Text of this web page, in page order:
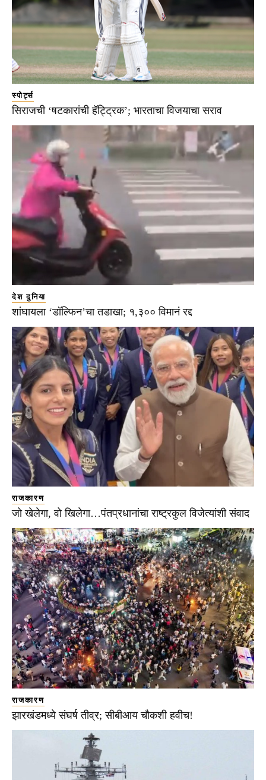
स्पोर्ट्स
सिराजची ‘षटकारांची हॅट्ट्रिक’; भारताचा विजयाचा सराव
देश दुनिया
शांघायला ‘डॉल्फिन’चा तडाखा; १,३०० विमानं रद्द
राजकारण
जो खेलेगा, वो खिलेगा…पंतप्रधानांचा राष्ट्रकुल विजेत्यांशी संवाद
राजकारण
झारखंडमध्ये संघर्ष तीव्र; सीबीआय चौकशी हवीच!